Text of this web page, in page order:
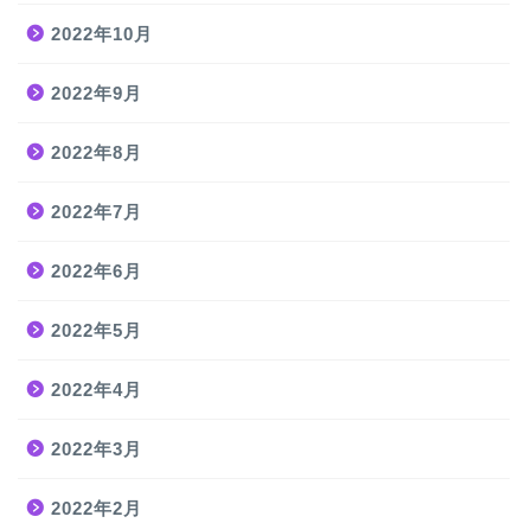
2022年10月
2022年9月
2022年8月
2022年7月
2022年6月
2022年5月
2022年4月
2022年3月
2022年2月